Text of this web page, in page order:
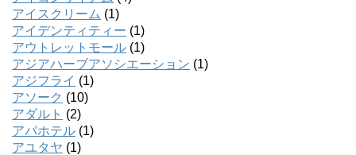
アイスクリーム (1)
アイデンティティー (1)
アウトレットモール (1)
アジアハーブアソシエーション (1)
アジフライ (1)
アソーク (10)
アダルト (2)
アパホテル (1)
アユタヤ (1)